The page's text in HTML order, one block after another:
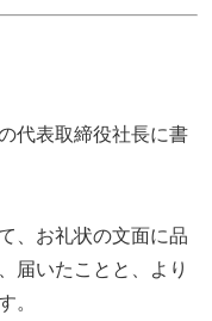
代表取締役社長に書
、お礼状の文面に品
届いたことと、より
。